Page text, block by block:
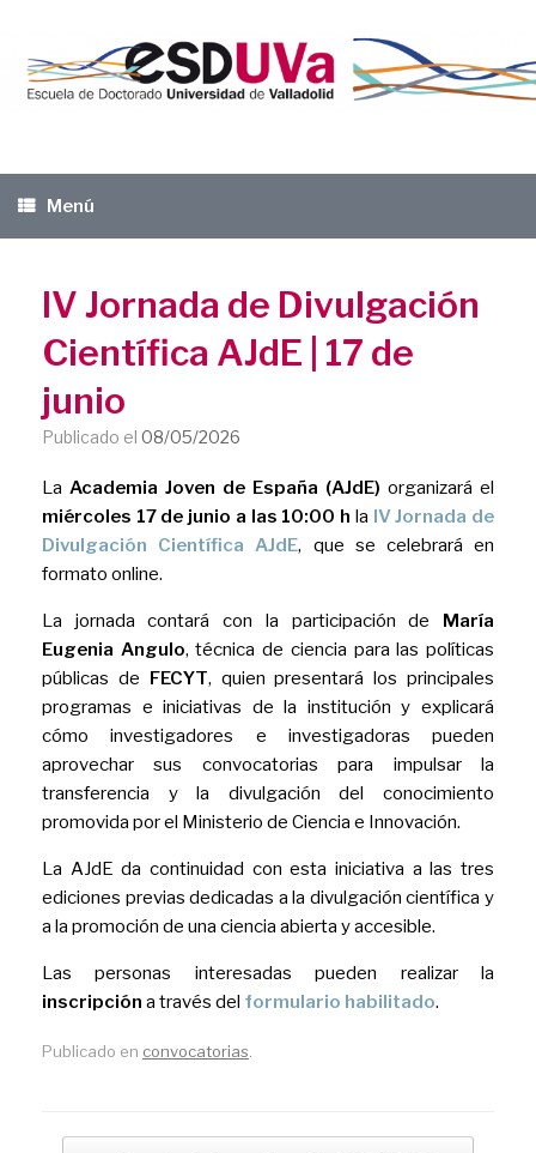
contenido
Menú
IV Jornada de Divulgación
Científica AJdE | 17 de
junio
Publicado el 08/05/2026
La Academia Joven de España (AJdE) organizará el
miércoles 17 de junio a las 10:00 h la IV Jornada de
Divulgación Científica AJdE, que se celebrará en
formato online.
La jornada contará con la participación de María
Eugenia Angulo, técnica de ciencia para las políticas
públicas de FECYT, quien presentará los principales
programas e iniciativas de la institución y explicará
cómo investigadores e investigadoras pueden
aprovechar sus convocatorias para impulsar la
transferencia y la divulgación del conocimiento
promovida por el Ministerio de Ciencia e Innovación.
La AJdE da continuidad con esta iniciativa a las tres
ediciones previas dedicadas a la divulgación científica y
a la promoción de una ciencia abierta y accesible.
Las personas interesadas pueden realizar la
inscripción a través del formulario habilitado.
Publicado en convocatorias